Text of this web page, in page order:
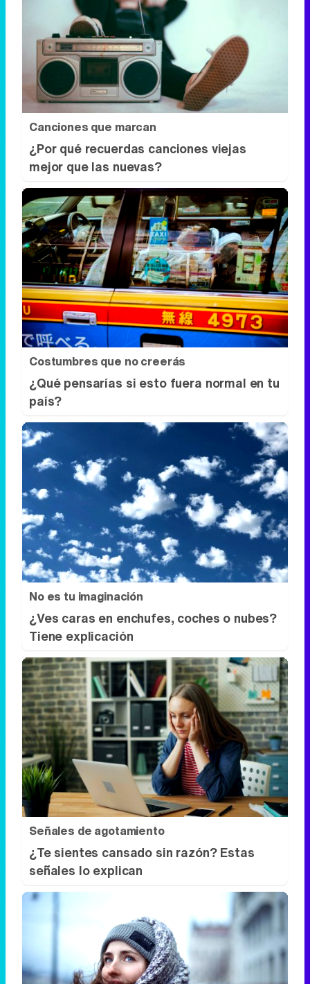
Canciones que marcan
¿Por qué recuerdas canciones viejas
mejor que las nuevas?
Costumbres que no creerás
¿Qué pensarías si esto fuera normal en tu
país?
No es tu imaginación
¿Ves caras en enchufes, coches o nubes?
Tiene explicación
Señales de agotamiento
¿Te sientes cansado sin razón? Estas
señales lo explican